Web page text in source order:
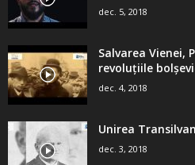
dec. 5, 2018
Salvarea Vienei,
revoluţiile
dec. 4, 2018
Unirea
dec. 3, 2018